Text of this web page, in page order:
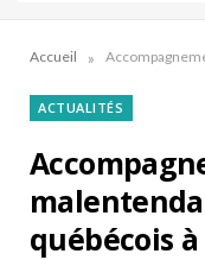
Accueil »
ACTUALITÉS
québécois